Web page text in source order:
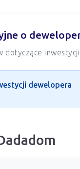
o
dotyczące
dewelopera